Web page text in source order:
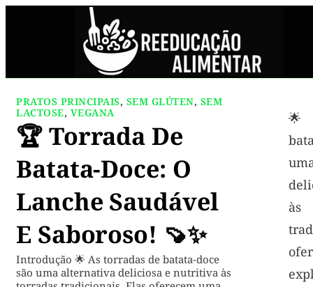
PRATOS PRINCIPAIS, SEM GLÚTEN, SEM
LACTOSE, VEGANA
🏆 Torrada De
Batata-Doce: O
Lanche Saudável
E Saboroso! 🍠✨
Introdução 🌟 As torradas de batata-doce
são uma alternativa deliciosa e nutritiva às
🌟